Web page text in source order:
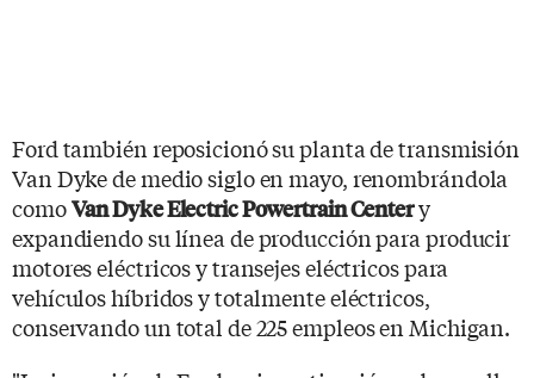
Ford también reposicionó su planta de transmisión
Van Dyke de medio siglo en mayo, renombrándola
comoVan Dyke Electric Powertrain Centery
expandiendo su línea de producción para producir
motores eléctricos y transejes eléctricos para
vehículos híbridos y totalmente eléctricos,
conservando un total de 225 empleos en Michigan.